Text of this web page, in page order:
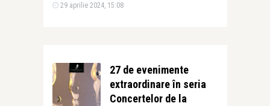
29 aprilie 2024, 15:08
27 de evenimente
extraordinare în seria
Concertelor de la